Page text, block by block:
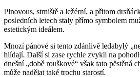
Plnovous, strniště a ležérní, a přitom
posledních letech staly přímo symbolem
estetickým ideálem.
Mnozí pánové si tento zdánlivě ledabylý
hlídají. Další si zase rychle zvykli na
dnešní „době rouškové“ však tato pěstěná
může nadělat také trochu starostí.